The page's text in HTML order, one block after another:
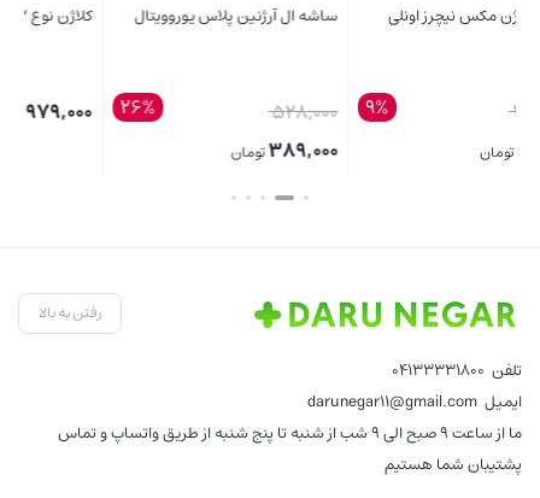
ساشه ال آرژنین پلاس یوروویتال
26%
قیمت
389,000
کلاژن نوع 2 و هیالورونیک اسید
تومان
بستن
رفتن به بالا
تلفن 04133331800
ایمیل darunegar11@gmail.com
ما از ساعت 9 صبح الی 9 شب از شنبه تا پنج شنبه از طریق واتساپ و تماس
پشتیبان شما هستیم